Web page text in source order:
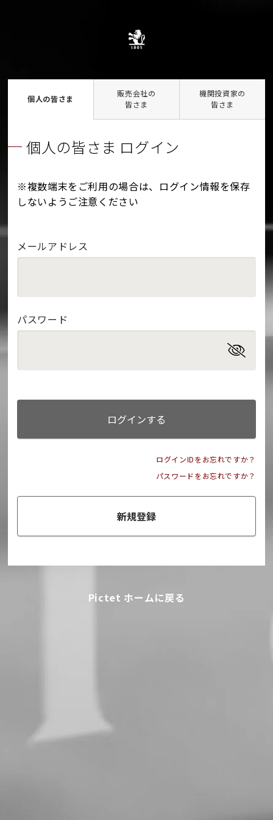
個人の皆さま
販売会社の
皆さま
機関投資家の
皆さま
個人の皆さま ログイン
※複数端末をご利用の場合は、ログイン情報を保存
しないようご注意ください
メールアドレス
パスワード
ログインする
ログインIDをお忘れですか？
パスワードをお忘れですか？
新規登録
Pictet ホームに戻る